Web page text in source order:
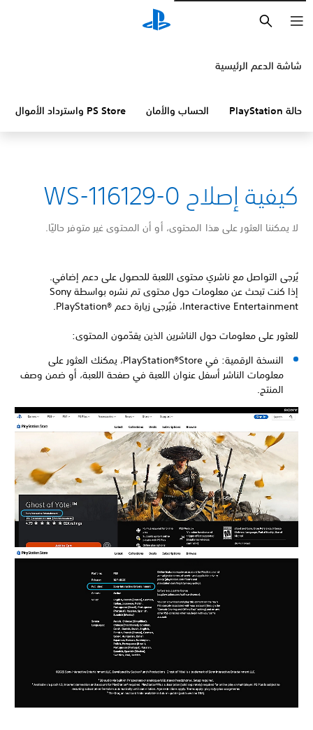
شاشة الدعم الرئيسية
حالة PlayStation الحساب والأمان PS Store واسترداد الأموال
كيفية إصلاح WS-116129-0
لا يمكننا العثور على هذا المحتوى، أو أن المحتوى غير متوفر حاليًا.
يُرجى التواصل مع ناشري محتوى اللعبة للحصول على دعم إضافي.
إذا كنت تبحث عن معلومات حول محتوى تم نشره بواسطة Sony
Interactive Entertainment، فيُرجى زيارة دعم PlayStation®‎.
للعثور على معلومات حول الناشرين الذين يقدّمون المحتوى:
النسخة الرقمية: في PlayStation®Store، يمكنك العثور على
معلومات الناشر أسفل عنوان اللعبة في صفحة اللعبة، أو ضمن وصف
المنتج.